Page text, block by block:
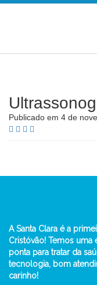
Publicado em 4 de
A Santa Clara é a
Cristóvão! Temos uma
ponta para tratar da
tecnologia, bom
carinho!